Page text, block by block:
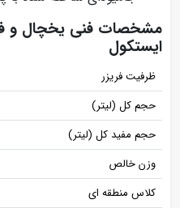
ایستکول
ظرفیت فریزر
حجم کل (لیتر)
حجم مفید کل (لیتر)
وزن خالص
کلاس منطقه ای